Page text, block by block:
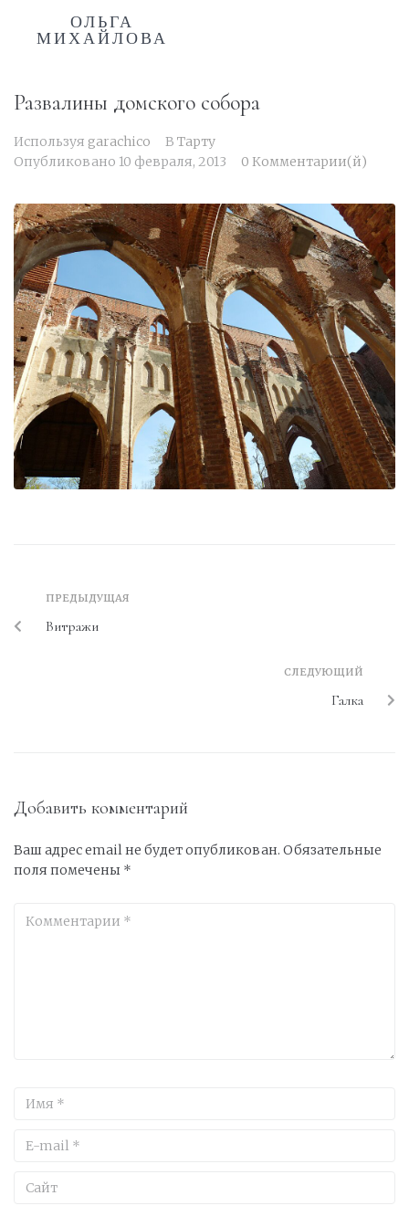
ОЛЬГА
МИХАЙЛОВА
Развалины домского собора
Используя garachico В Тарту
Опубликовано 10 февраля, 2013 0 Комментарии(й)
ПРЕДЫДУЩАЯ
Витражи
СЛЕДУЮЩИЙ
Галка
Добавить комментарий
Ваш адрес email не будет опубликован. Обязательные
поля помечены *